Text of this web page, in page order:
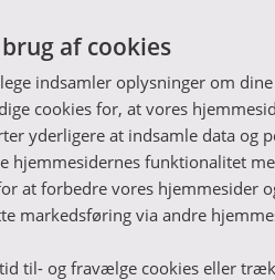
du at
af cookies
indsamler oplysninger om
cookies for, at vores
yderligere at indsamle data og
hjemmesidernes funktionalitet
at forbedre vores hjemmesider
markedsføring via andre
til- og fravælge cookies eller